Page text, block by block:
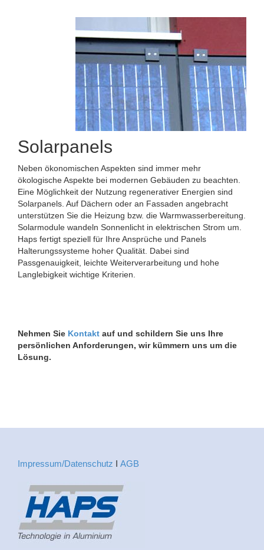
Solarpanels
Neben ökonomischen Aspekten sind immer mehr
ökologische Aspekte bei modernen Gebäuden zu beachten.
Eine Möglichkeit der Nutzung regenerativer Energien sind
Solarpanels. Auf Dächern oder an Fassaden angebracht
unterstützen Sie die Heizung bzw. die Warmwasserbereitung.
Solarmodule wandeln Sonnenlicht in elektrischen Strom um.
Haps fertigt speziell für Ihre Ansprüche und Panels
Halterungssysteme hoher Qualität. Dabei sind
Passgenauigkeit, leichte Weiterverarbeitung und hohe
Langlebigkeit wichtige Kriterien.
Nehmen Sie Kontakt auf und schildern Sie uns Ihre
persönlichen Anforderungen, wir kümmern uns um die
Lösung.
Impressum/Datenschutz Ι AGB